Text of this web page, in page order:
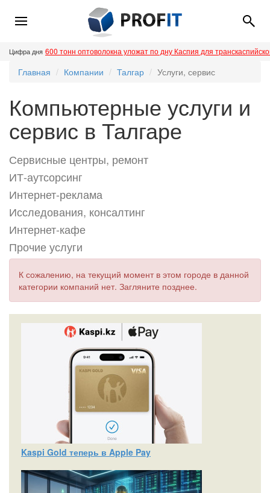
Цифра дня 600 тонн оптоволокна уложат по дну Каспия для
Главная Компании Талгар Услуги, сервис
Компьютерные услуги и
сервис в Талгаре
Сервисные центры, ремонт
ИТ-аутсорсинг
Интернет-реклама
Исследования, консалтинг
Интернет-кафе
Прочие услуги
К сожалению, на текущий момент в этом городе в данной
категории компаний нет. Загляните позднее.
Kaspi Gold теперь в Apple Pay